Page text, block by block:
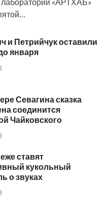
лаборатории «АРТХАБ»
и Петрийчук оставили
января
Севагина сказка
соединится
Чайковского
ставят
кукольный
о звуках